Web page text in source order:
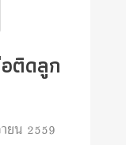
ติดลูก
น 2559